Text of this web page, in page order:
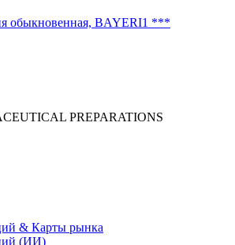
обыкновенная, BAYERI1 ***
PREPARATIONS
& Карты рынка
(ИИ)